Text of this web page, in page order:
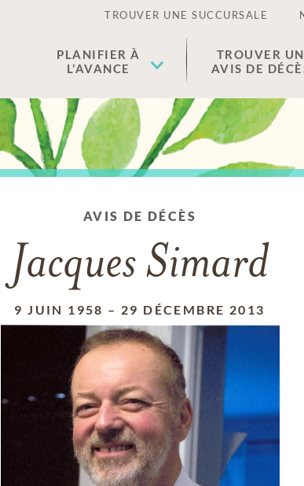
TROUVER UNE SUCCURSALE
PLANIFIER À
L’AVANCE
TROUVER UN
AVIS DE
AVIS DE DÉCÈS
Jacques Simard
9 JUIN 1958 – 29 DÉCEMBRE 2013